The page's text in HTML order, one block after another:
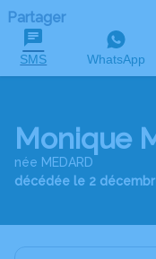
Partager
SMS WhatsApp
Monique
née MEDARD
décédée le 2